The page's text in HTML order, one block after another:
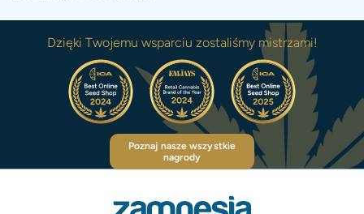
Dzięki Twojemu wsparciu zostaliśmy mistrzami!
Poznaj nasze wszystkie
nagrody